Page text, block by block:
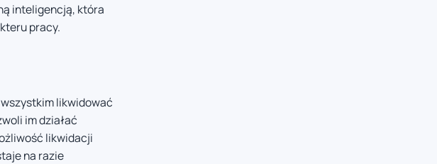
inteligencją, która
pracy.
likwidować
im działać
likwidacji
na razie